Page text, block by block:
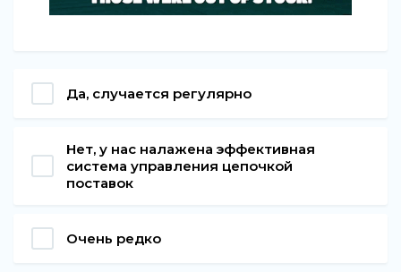
Да, случается регулярно
Нет, у нас налажена эффективная
система управления цепочкой
поставок
Очень редко